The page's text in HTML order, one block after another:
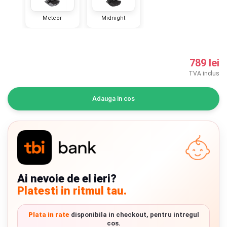
INGRIJIRE PERSONALA
Regulament giveaway
Showroom
Depozit
Meteor Midnight
789 lei
TVA inclus
Adauga in cos
Ai nevoie de el ieri?
Platesti in ritmul tau.
Plata in ratedisponibila in checkout, pentru intregul
cos.
Chrome cu detalii negre
Verde cu detalii negre